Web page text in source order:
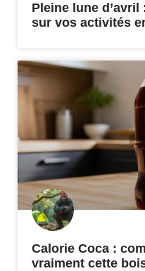
Pleine lune
sur vos activités
Calorie Coca :
vraiment cette